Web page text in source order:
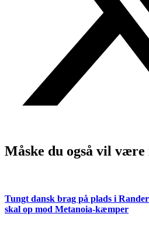
Måske du også vil være
Tungt dansk brag på plads i
skal op mod Metanoia-kæmper